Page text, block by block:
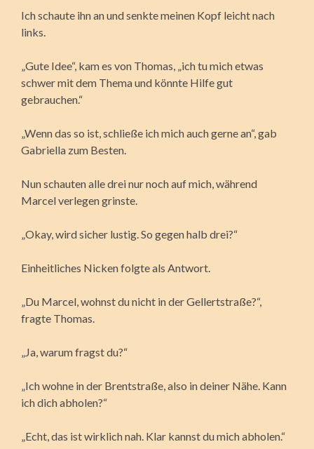
Ich schaute ihn an und senkte meinen Kopf leicht nach
links.
„Gute Idee“, kam es von Thomas, „ich tu mich etwas
schwer mit dem Thema und könnte Hilfe gut
gebrauchen.“
„Wenn das so ist, schließe ich mich auch gerne an“, gab
Gabriella zum Besten.
Nun schauten alle drei nur noch auf mich, während
Marcel verlegen grinste.
„Okay, wird sicher lustig. So gegen halb drei?“
Einheitliches Nicken folgte als Antwort.
„Du Marcel, wohnst du nicht in der Gellertstraße?“,
fragte Thomas.
„Ja, warum fragst du?“
„Ich wohne in der Brentstraße, also in deiner Nähe. Kann
ich dich abholen?“
„Echt, das ist wirklich nah. Klar kannst du mich abholen.“